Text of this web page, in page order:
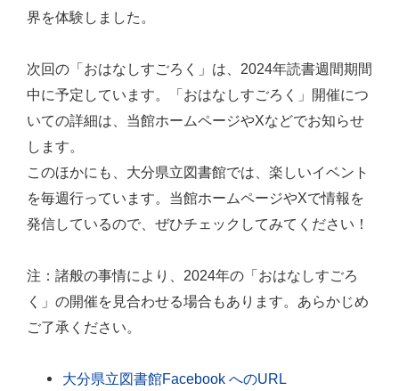
界を体験しました。
次回の「おはなしすごろく」は、2024年読書週間期間
中に予定しています。「おはなしすごろく」開催につ
いての詳細は、当館ホームページやXなどでお知らせ
します。
このほかにも、大分県立図書館では、楽しいイベント
を毎週行っています。当館ホームページやXで情報を
発信しているので、ぜひチェックしてみてください！
注：諸般の事情により、2024年の「おはなしすごろ
く」の開催を見合わせる場合もあります。あらかじめ
ご了承ください。
大分県立図書館Facebook へのURL